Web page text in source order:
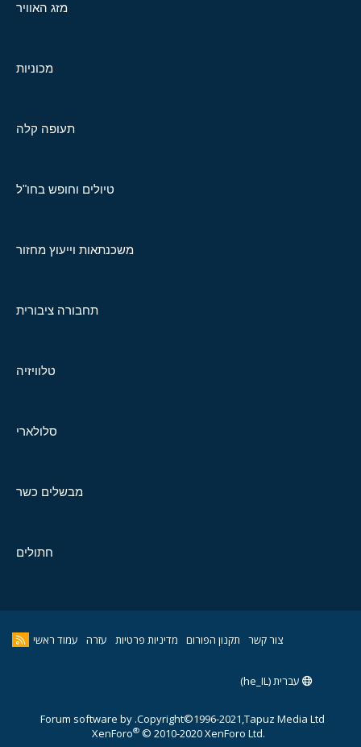
מזג האוויר
מכוניות
תעופה קלה
טיולים וחופש בחו"ל
משכנתאות וייעוץ מחזור
תחבורה ציבורית
טלוויזיה
סלולארי
מבשלים כשר
חתולים
צור קשר תקנון הפורום מדיניות פרטיות עזרה עמוד ראשי
עברית (he_IL)
Copyright©1996-2021,Tapuz Media Ltd.
Forum software by
XenForo® © 2010-2020 XenForo Ltd.